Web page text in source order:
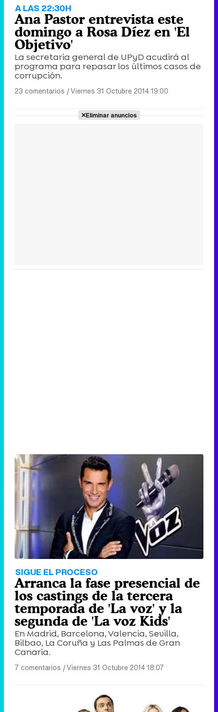
A LAS 22:30H
Ana Pastor entrevista este
domingo a Rosa Díez en 'El
Objetivo'
La secretaria general de UPyD acudirá al
programa para repasar los últimos casos de
corrupción.
23 comentarios |Viernes 31 Octubre 2014 19:00
Eliminar anuncios
SIGUE EL PROCESO
Arranca la fase presencial de
los castings de la tercera
temporada de 'La voz' y la
segunda de 'La voz Kids'
En Madrid, Barcelona, Valencia, Sevilla,
Bilbao, La Coruña y Las Palmas de Gran
Canaria.
7 comentarios |Viernes 31 Octubre 2014 18:07